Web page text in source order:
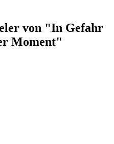
von "In Gefahr
Moment"